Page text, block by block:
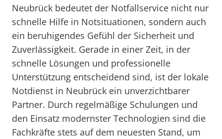
Neubrück bedeutet der Notfallservice nicht nur
schnelle Hilfe in Notsituationen, sondern auch
ein beruhigendes Gefühl der Sicherheit und
Zuverlässigkeit. Gerade in einer Zeit, in der
schnelle Lösungen und professionelle
Unterstützung entscheidend sind, ist der lokale
Notdienst in Neubrück ein unverzichtbarer
Partner. Durch regelmäßige Schulungen und
den Einsatz modernster Technologien sind die
Fachkräfte stets auf dem neuesten Stand, um